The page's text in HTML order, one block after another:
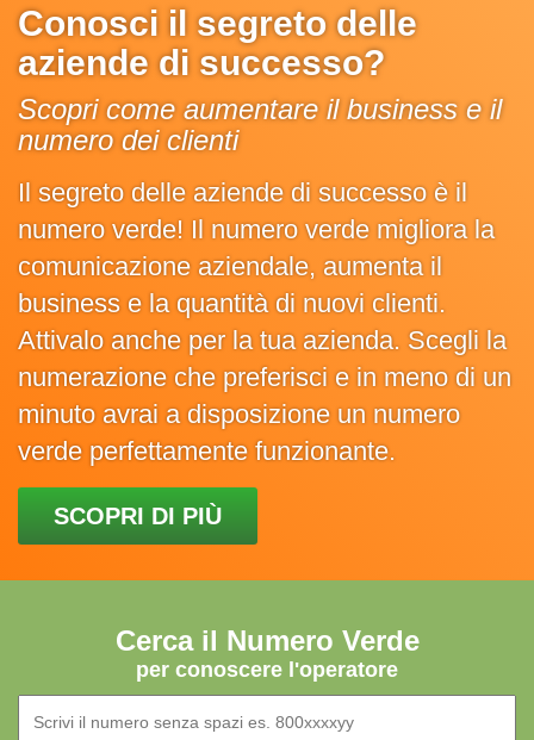
Conosci il segreto delle
aziende di successo?
Scopri come aumentare il business e il
numero dei clienti
Il segreto delle aziende di successo è il
numero verde! Il numero verde migliora la
comunicazione aziendale, aumenta il
business e la quantità di nuovi clienti.
Attivalo anche per la tua azienda. Scegli la
numerazione che preferisci e in meno di un
minuto avrai a disposizione un numero
verde perfettamente funzionante.
SCOPRI DI PIÙ
Cerca il Numero Verde
per conoscere l'operatore